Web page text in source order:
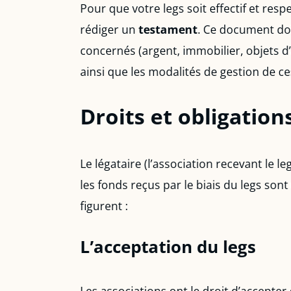
Pour que votre legs soit effectif et
rédiger un testament. Ce document
concernés (argent, immobilier, objets
ainsi que les modalités de gestion de
Droits et
Le légataire (l’association recevant le
les fonds reçus par le biais du legs
figurent :
L’acceptation du legs